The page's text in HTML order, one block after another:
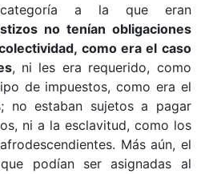
categoría a la que eran
no tenían obligaciones
como era el caso
, ni les era requerido, como
de impuestos, como era el
no estaban sujetos a pagar
ni a la esclavitud, como los
Más aún, el
podían ser asignadas al